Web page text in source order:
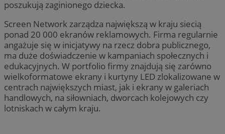
poszukują zaginionego dziecka.
Screen Network zarządza największą w kraju siecią
ponad 20 000 ekranów reklamowych. Firma regularnie
angażuje się w inicjatywy na rzecz dobra publicznego,
ma duże doświadczenie w kampaniach społecznych i
edukacyjnych. W portfolio firmy znajdują się zarówno
wielkoformatowe ekrany i kurtyny LED zlokalizowane w
centrach największych miast, jak i ekrany w galeriach
handlowych, na siłowniach, dworcach kolejowych czy
lotniskach w całym kraju.